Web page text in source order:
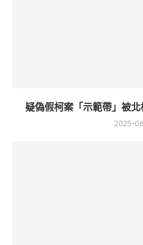
疑偽假柯案「示範帶」被
2025-